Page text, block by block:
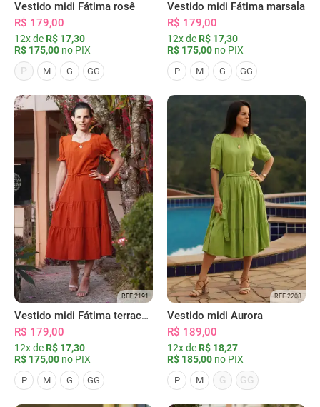
Vestido midi Fátima rosê
R$ 179,00
12x de R$ 17,30
R$ 175,00 no PIX
P
M G GG
Vestido midi Fátima marsala
R$ 179,00
12x de R$ 17,30
R$ 175,00 no PIX
P M G GG
REF 2191
Vestido midi Fátima terracota
R$ 179,00
12x de R$ 17,30
R$ 175,00 no PIX
P M G GG
REF 2208
Vestido midi Aurora
R$ 189,00
12x de R$ 18,27
R$ 185,00 no PIX
P M G GG